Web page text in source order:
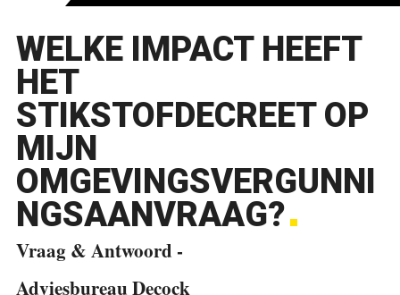
WELKE IMPACT HEEFT
HET
STIKSTOFDECREET OP
MIJN
OMGEVINGSVERGUNNI
NGSAANVRAAG?
Vraag & Antwoord -
Adviesbureau Decock